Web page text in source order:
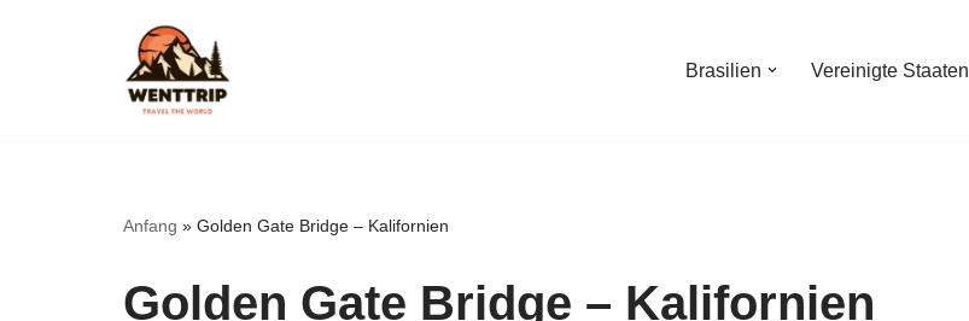
Brasilien Vereinigte Staaten
Anfang » Golden Gate Bridge – Kalifornien
Golden Gate Bridge – Kalifornien